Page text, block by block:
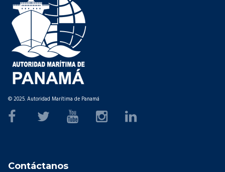
© 2025. Autoridad Marítima de Panamá
Contáctanos